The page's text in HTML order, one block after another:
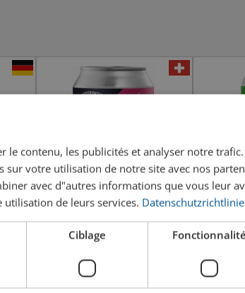
WhiteFrontier Amor Fati
incl. TVA
6.50
incl. TVA
le contenu, les publicités et analyser notre trafic.
sur votre utilisation de notre site avec nos
avec d"autres informations que vous leur
de leurs services. Datenschutzrichtlinie
Ciblage Fonctionnalité